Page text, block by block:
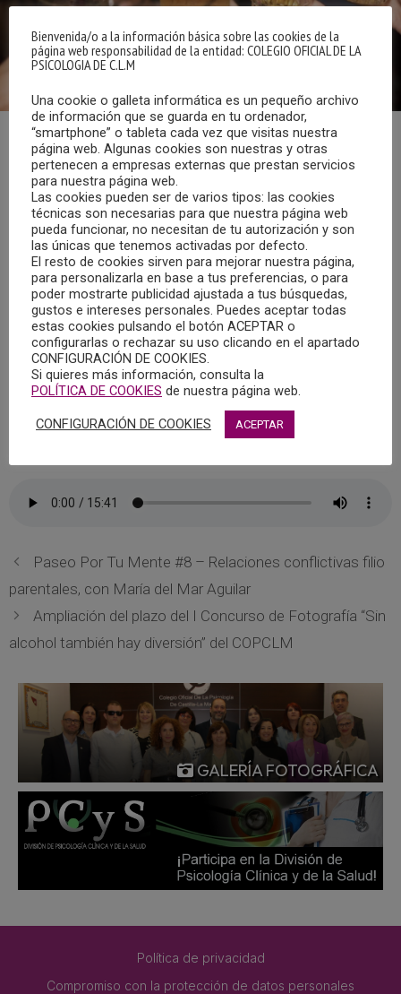
Ya puedes escuchar el programa “Cita con la Psicología”
emitido en Radio Chinchilla el sábado, 13 de marzo de
2021, que llevó por título “La comunicación entre padres e
hijos sobre el consumo de alcohol”, y en el que intervino,
Cristina González Rodenas, Psicóloga colegiada en el
Colegio Oficial de la Psicología de Castilla-La Mancha, y
técnico del Teléfono de Atención Psicológica ante el
Consumo de Alcohol y otras Adicciones.
El Colegio Oficial de la Psicología de Castilla-La Mancha
colabora con Radio Chinchilla en el magazine “Quiero estar
contigo” donde cada semana se abordan temáticas y
contenidos psicológicos dentro del espacio “Cita con la
Paseo Por Tu Mente #8 – Relaciones conflictivas filio
parentales, con María del Mar Aguilar
Ampliación del plazo del I Concurso de Fotografía “Sin
alcohol también hay diversión” del COPCLM
GALERÍA FOTOGRÁFICA
Política de privacidad
Compromiso con la protección de datos personales
Bienvenida/o a la información básica sobre las cookies de la
página web responsabilidad de la entidad: COLEGIO OFICIAL DE LA
PSICOLOGIA DE C.L.M
Una cookie o galleta informática es un pequeño archivo
de información que se guarda en tu ordenador,
“smartphone” o tableta cada vez que visitas nuestra
página web. Algunas cookies son nuestras y otras
pertenecen a empresas externas que prestan servicios
para nuestra página web.
Las cookies pueden ser de varios tipos: las cookies
técnicas son necesarias para que nuestra página web
pueda funcionar, no necesitan de tu autorización y son
las únicas que tenemos activadas por defecto.
El resto de cookies sirven para mejorar nuestra página,
para personalizarla en base a tus preferencias, o para
poder mostrarte publicidad ajustada a tus búsquedas,
gustos e intereses personales. Puedes aceptar todas
estas cookies pulsando el botón ACEPTAR o
configurarlas o rechazar su uso clicando en el apartado
CONFIGURACIÓN DE COOKIES.
Si quieres más información, consulta la
POLÍTICA DE COOKIES de nuestra página web.
CONFIGURACIÓN DE COOKIES ACEPTAR